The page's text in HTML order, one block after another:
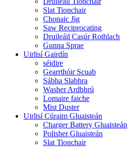
Slat Tionchair
Chonaic Jig
Saw Reciprocating
Druileáil Casúr Rothlach
Gunna Sprae
Uirlisí Gairdín
séidire
Gearrthóir Scuab
Sábha Slabhra
Washer Ardbhrú
Lomaire faiche
Mist Duster
Uirlisí Cúraim Gluaisteán
Charger Battery Gluaisteán
Polisher Gluaisteán
Slat Tionchair